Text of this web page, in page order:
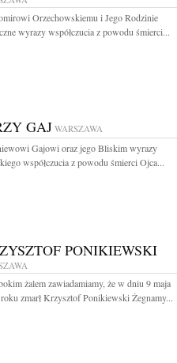
Orzechowskiemu i Jego Rodzinie
wyrazy współczucia z powodu śmierci...
GAJ WARSZAWA
Gajowi oraz jego Bliskim wyrazy
współczucia z powodu śmierci Ojca...
PONIKIEWSKI
żalem zawiadamiamy, że w dniu 9 maja
zmarł Krzysztof Ponikiewski Żegnamy...